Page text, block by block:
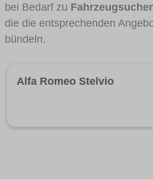
bei Bedarf zu
die die entsprechenden
bündeln.
Alfa Romeo Stelvio